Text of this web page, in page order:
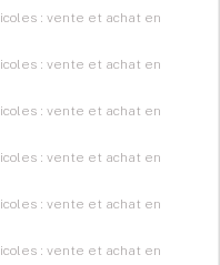
: vente et achat en
: vente et achat en
: vente et achat en
: vente et achat en
: vente et achat en
: vente et achat en